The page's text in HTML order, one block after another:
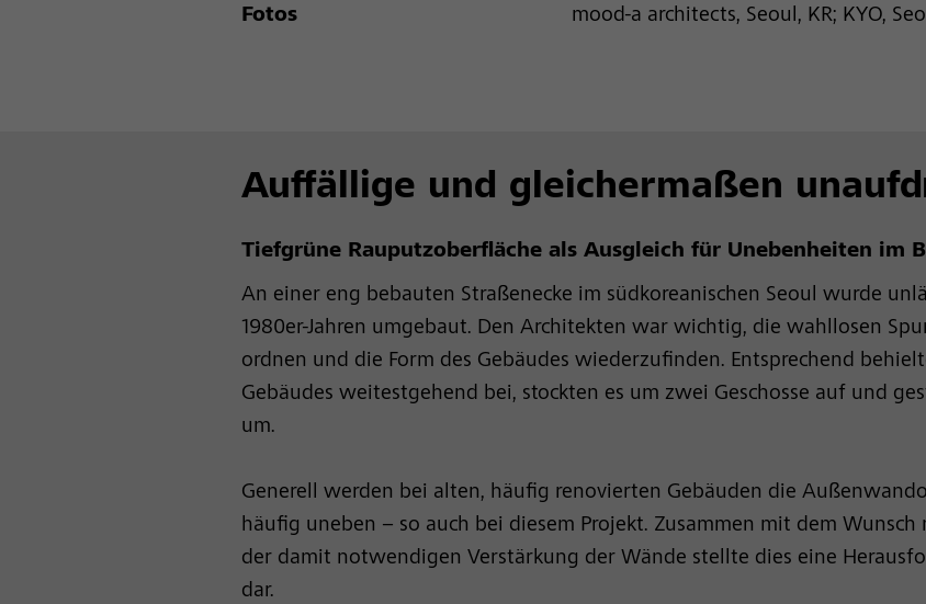
Fotos mood-a architects, Seoul, KR; KYO,
Auffällige und gleichermaßen
Tiefgrüne Rauputzoberfläche als Ausgleich für Unebenheiten im
An einer eng bebauten Straßenecke im südkoreanischen Seoul wurde
1980er-Jahren umgebaut. Den Architekten war wichtig, die wahllosen
ordnen und die Form des Gebäudes wiederzufinden. Entsprechend
Gebäudes weitestgehend bei, stockten es um zwei Geschosse auf und
um.
Generell werden bei alten, häufig renovierten Gebäuden die
häufig uneben – so auch bei diesem Projekt. Zusammen mit dem
der damit notwendigen Verstärkung der Wände stellte dies eine
dar.